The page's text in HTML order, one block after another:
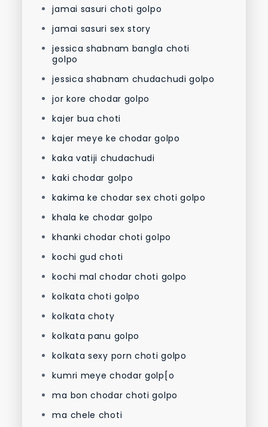
jamai sasuri choti golpo
jamai sasuri sex story
jessica shabnam bangla choti
golpo
jessica shabnam chudachudi golpo
jor kore chodar golpo
kajer bua choti
kajer meye ke chodar golpo
kaka vatiji chudachudi
kaki chodar golpo
kakima ke chodar sex choti golpo
khala ke chodar golpo
khanki chodar choti golpo
kochi gud choti
kochi mal chodar choti golpo
kolkata choti golpo
kolkata choty
kolkata panu golpo
kolkata sexy porn choti golpo
kumri meye chodar golp[o
ma bon chodar choti golpo
ma chele choti